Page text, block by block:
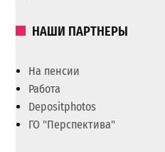
НАШИ ПАРТНЕРЫ
На пенсии
Работа
Depositphotos
ГО "Перспектива"